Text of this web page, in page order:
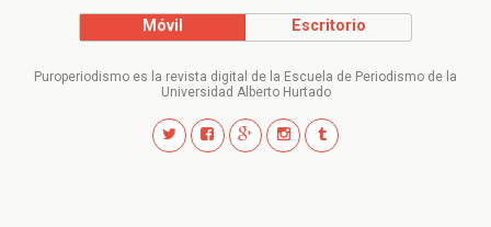
Móvil Escritorio
Puroperiodismo es la revista digital de la Escuela de Periodismo de la
Universidad Alberto Hurtado